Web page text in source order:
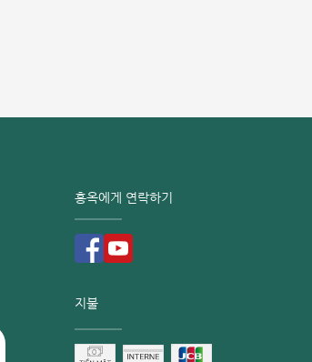
홍옥에게 연락하기
지불